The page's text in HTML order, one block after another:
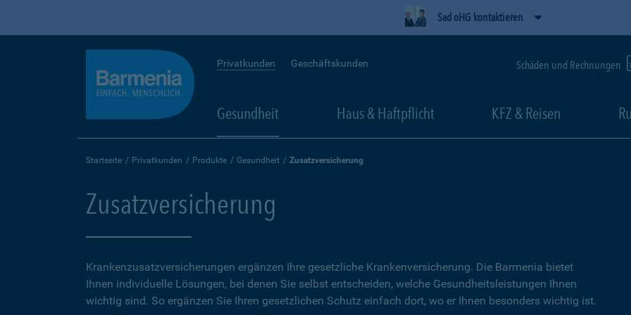
Sad oHG kontaktieren
Privatkunden Geschäftskunden Schäden und Rechnungen
Gesundheit Haus & Haftpflicht KFZ & Reisen
Startseite Privatkunden Produkte Gesundheit Zusatzversicherung
Zusatzversicherung
Krankenzusatzversicherungen ergänzen Ihre gesetzliche Kranken­versicherung. Die Barmenia bietet
Ihnen individuelle Lösungen, bei denen Sie selbst entscheiden, welche Gesundheitsleistungen Ihnen
wichtig sind. So ergänzen Sie Ihren gesetzlichen Schutz einfach dort, wo er Ihnen besonders wichtig ist.